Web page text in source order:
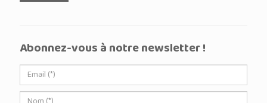
Abonnez-vous à notre newsletter !